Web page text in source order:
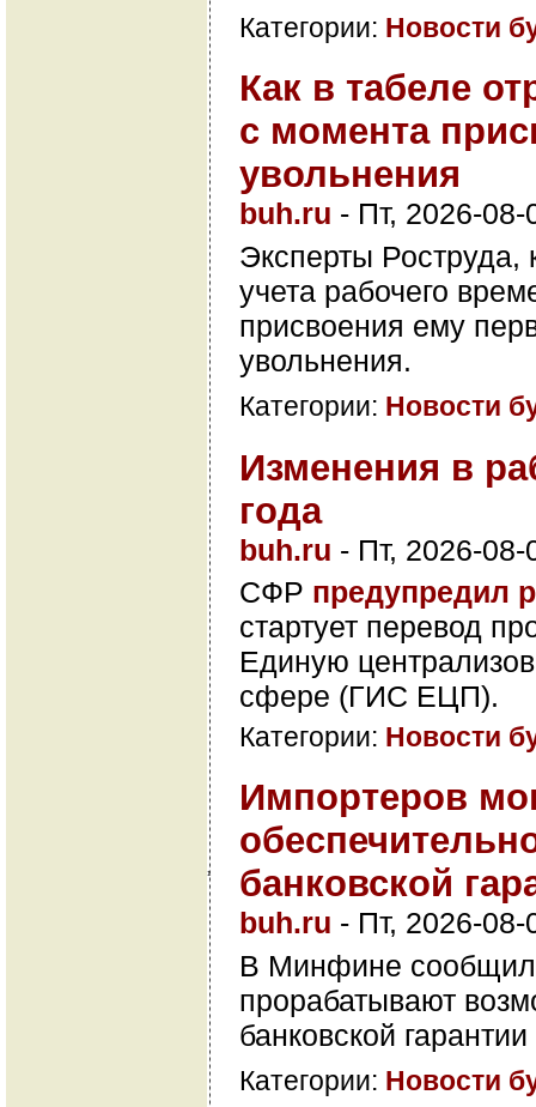
1
Категории: Новости
Как в табеле
с момента
увольнения
buh.ru - Пт, 2026-08-
Эксперты Роструда,
учета рабочего
присвоения ему
увольнения.
Категории: Новости
Изменения в
года
buh.ru - Пт, 2026-08-
СФР предупредил
стартует перевод
Единую
сфере (ГИС ЕЦП).
Категории: Новости
Импортеров
банковской
buh.ru - Пт, 2026-08-
В Минфине
прорабатывают
банковской
Категории: Новости